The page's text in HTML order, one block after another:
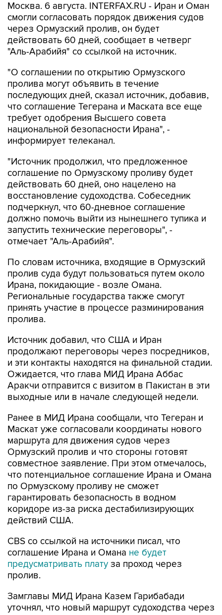
Москва. 6 августа. INTERFAX.RU - Иран и Оман
смогли согласовать порядок движения судов
через Ормузский пролив, он будет
действовать 60 дней, сообщает в четверг
"Аль-Арабийя" со ссылкой на источник.
"О соглашении по открытию Ормузского
пролива могут объявить в течение
последующих дней, сказал источник, добавив,
что соглашение Тегерана и Маската все еще
требует одобрения Высшего совета
национальной безопасности Ирана", -
информирует телеканал.
"Источник продолжил, что предложенное
соглашение по Ормузскому проливу будет
действовать 60 дней, оно нацелено на
восстановление судоходства. Собеседник
подчеркнул, что 60-дневное соглашение
должно помочь выйти из нынешнего тупика и
запустить технические переговоры", -
отмечает "Аль-Арабийя".
По словам источника, входящие в Ормузский
пролив суда будут пользоваться путем около
Ирана, покидающие - возле Омана.
Региональные государства также смогут
принять участие в процессе разминирования
пролива.
Источник добавил, что США и Иран
продолжают переговоры через посредников,
и эти контакты находятся на финальной стадии.
Ожидается, что глава МИД Ирана Аббас
Аракчи отправится с визитом в Пакистан в эти
выходные или в начале следующей недели.
Ранее в МИД Ирана сообщали, что Тегеран и
Маскат уже согласовали координаты нового
маршрута для движения судов через
Ормузский пролив и что стороны готовят
совместное заявление. При этом отмечалось,
что потенциальное соглашение Ирана и Омана
по Ормузскому проливу не сможет
гарантировать безопасность в водном
коридоре из-за риска дестабилизирующих
действий США.
CBS со ссылкой на источники писал, что
соглашение Ирана и Омана не будет
предусматривать плату за проход через
пролив.
Замглавы МИД Ирана Казем Гарибабади
уточнял, что новый маршрут судоходства через